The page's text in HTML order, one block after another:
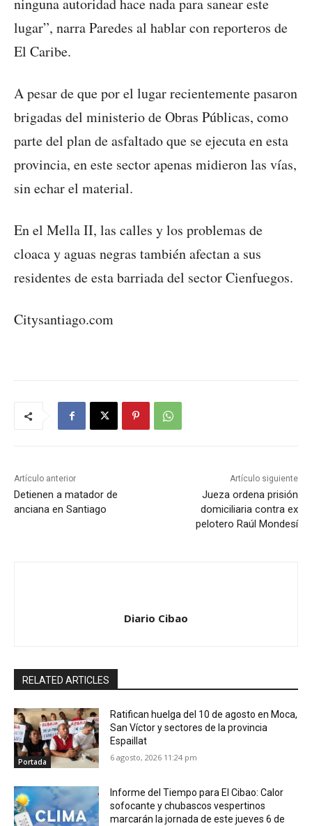
ninguna autoridad hace nada para sanear este
lugar”, narra Paredes al hablar con reporteros de
El Caribe.
A pesar de que por el lugar recientemente pasaron
brigadas del ministerio de Obras Públicas, como
parte del plan de asfaltado que se ejecuta en esta
provincia, en este sector apenas midieron las vías,
sin echar el material.
En el Mella II, las calles y los problemas de
cloaca y aguas negras también afectan a sus
residentes de esta barriada del sector Cienfuegos.
Citysantiago.com
Artículo anterior
Detienen a matador de
anciana en Santiago
Artículo siguiente
Jueza ordena prisión
domiciliaria contra ex
pelotero Raúl Mondesí
Diario Cibao
RELATED ARTICLES
Portada
Ratifican huelga del 10 de agosto en Moca,
San Víctor y sectores de la provincia
Espaillat
6 agosto, 2026 11:24 pm
Informe del Tiempo para El Cibao: Calor
sofocante y chubascos vespertinos
marcarán la jornada de este jueves 6 de